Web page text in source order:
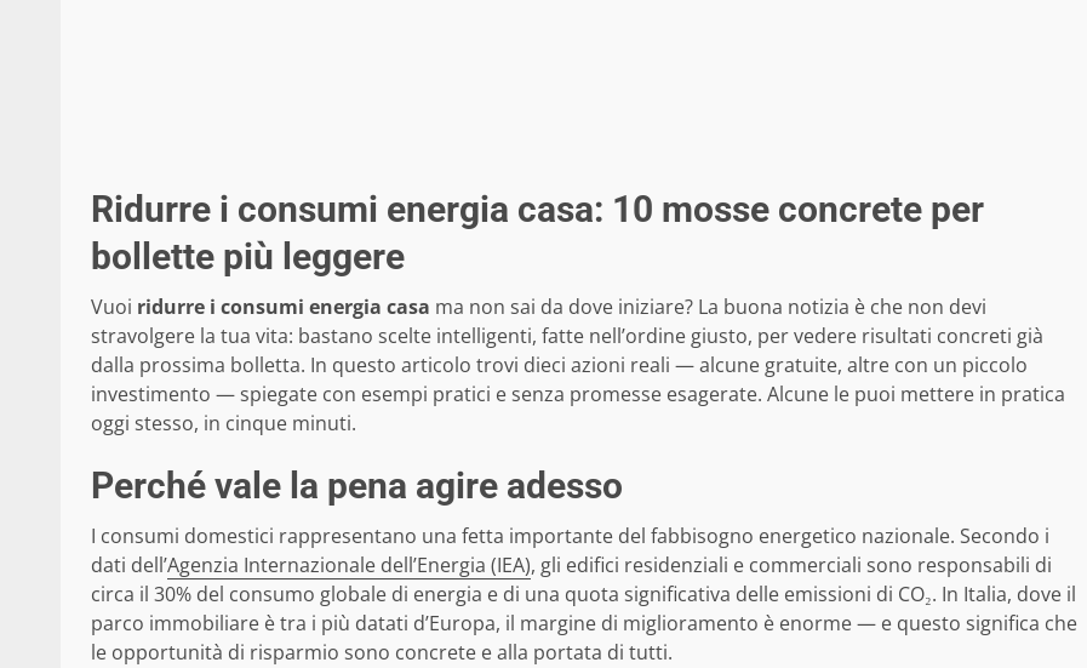
Ridurre i consumi energia casa: 10 mosse concrete per
bollette più leggere
Vuoi ridurre i consumi energia casa ma non sai da dove iniziare? La buona notizia è che non devi
stravolgere la tua vita: bastano scelte intelligenti, fatte nell’ordine giusto, per vedere risultati concreti già
dalla prossima bolletta. In questo articolo trovi dieci azioni reali — alcune gratuite, altre con un piccolo
investimento — spiegate con esempi pratici e senza promesse esagerate. Alcune le puoi mettere in pratica
oggi stesso, in cinque minuti.
Perché vale la pena agire adesso
I consumi domestici rappresentano una fetta importante del fabbisogno energetico nazionale. Secondo i
dati dell’Agenzia Internazionale dell’Energia (IEA), gli edifici residenziali e commerciali sono responsabili di
circa il 30% del consumo globale di energia e di una quota significativa delle emissioni di CO₂. In Italia, dove il
parco immobiliare è tra i più datati d’Europa, il margine di miglioramento è enorme — e questo significa che
le opportunità di risparmio sono concrete e alla portata di tutti.